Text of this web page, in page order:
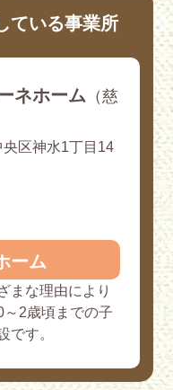
ている事業所
ネホーム （慈
区神水1丁目14
ーム
まな理由により
2歳頃までの子
です。